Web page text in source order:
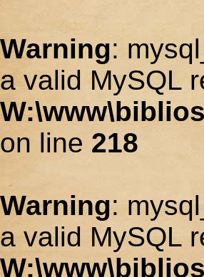
Warning:
a valid MySQL
on line 218
Warning:
a valid MySQL